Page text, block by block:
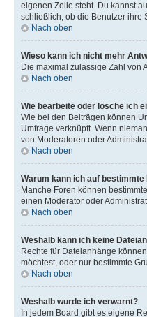
eigenen Zeile steht. Du kannst
schließlich, ob die Benutzer ihre
Nach oben
Wieso kann ich nicht mehr
Die maximal zulässige Zahl von
Nach oben
Wie bearbeite oder lösche ich
Wie bei den Beiträgen können
Umfrage verknüpft. Wenn
von Moderatoren oder
Nach oben
Warum kann ich auf
Manche Foren können
einen Moderator oder
Nach oben
Weshalb kann ich keine
Rechte für Dateianhänge
möchtest, oder nur bestimmte
Nach oben
Weshalb wurde ich verwarnt?
In jedem Board gibt es eigene